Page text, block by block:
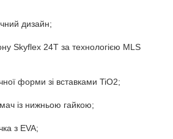
дизайн;
Skyflex 24T за технологією MLS
форми зі вставками TiO2;
із нижньою гайкою;
з EVA;